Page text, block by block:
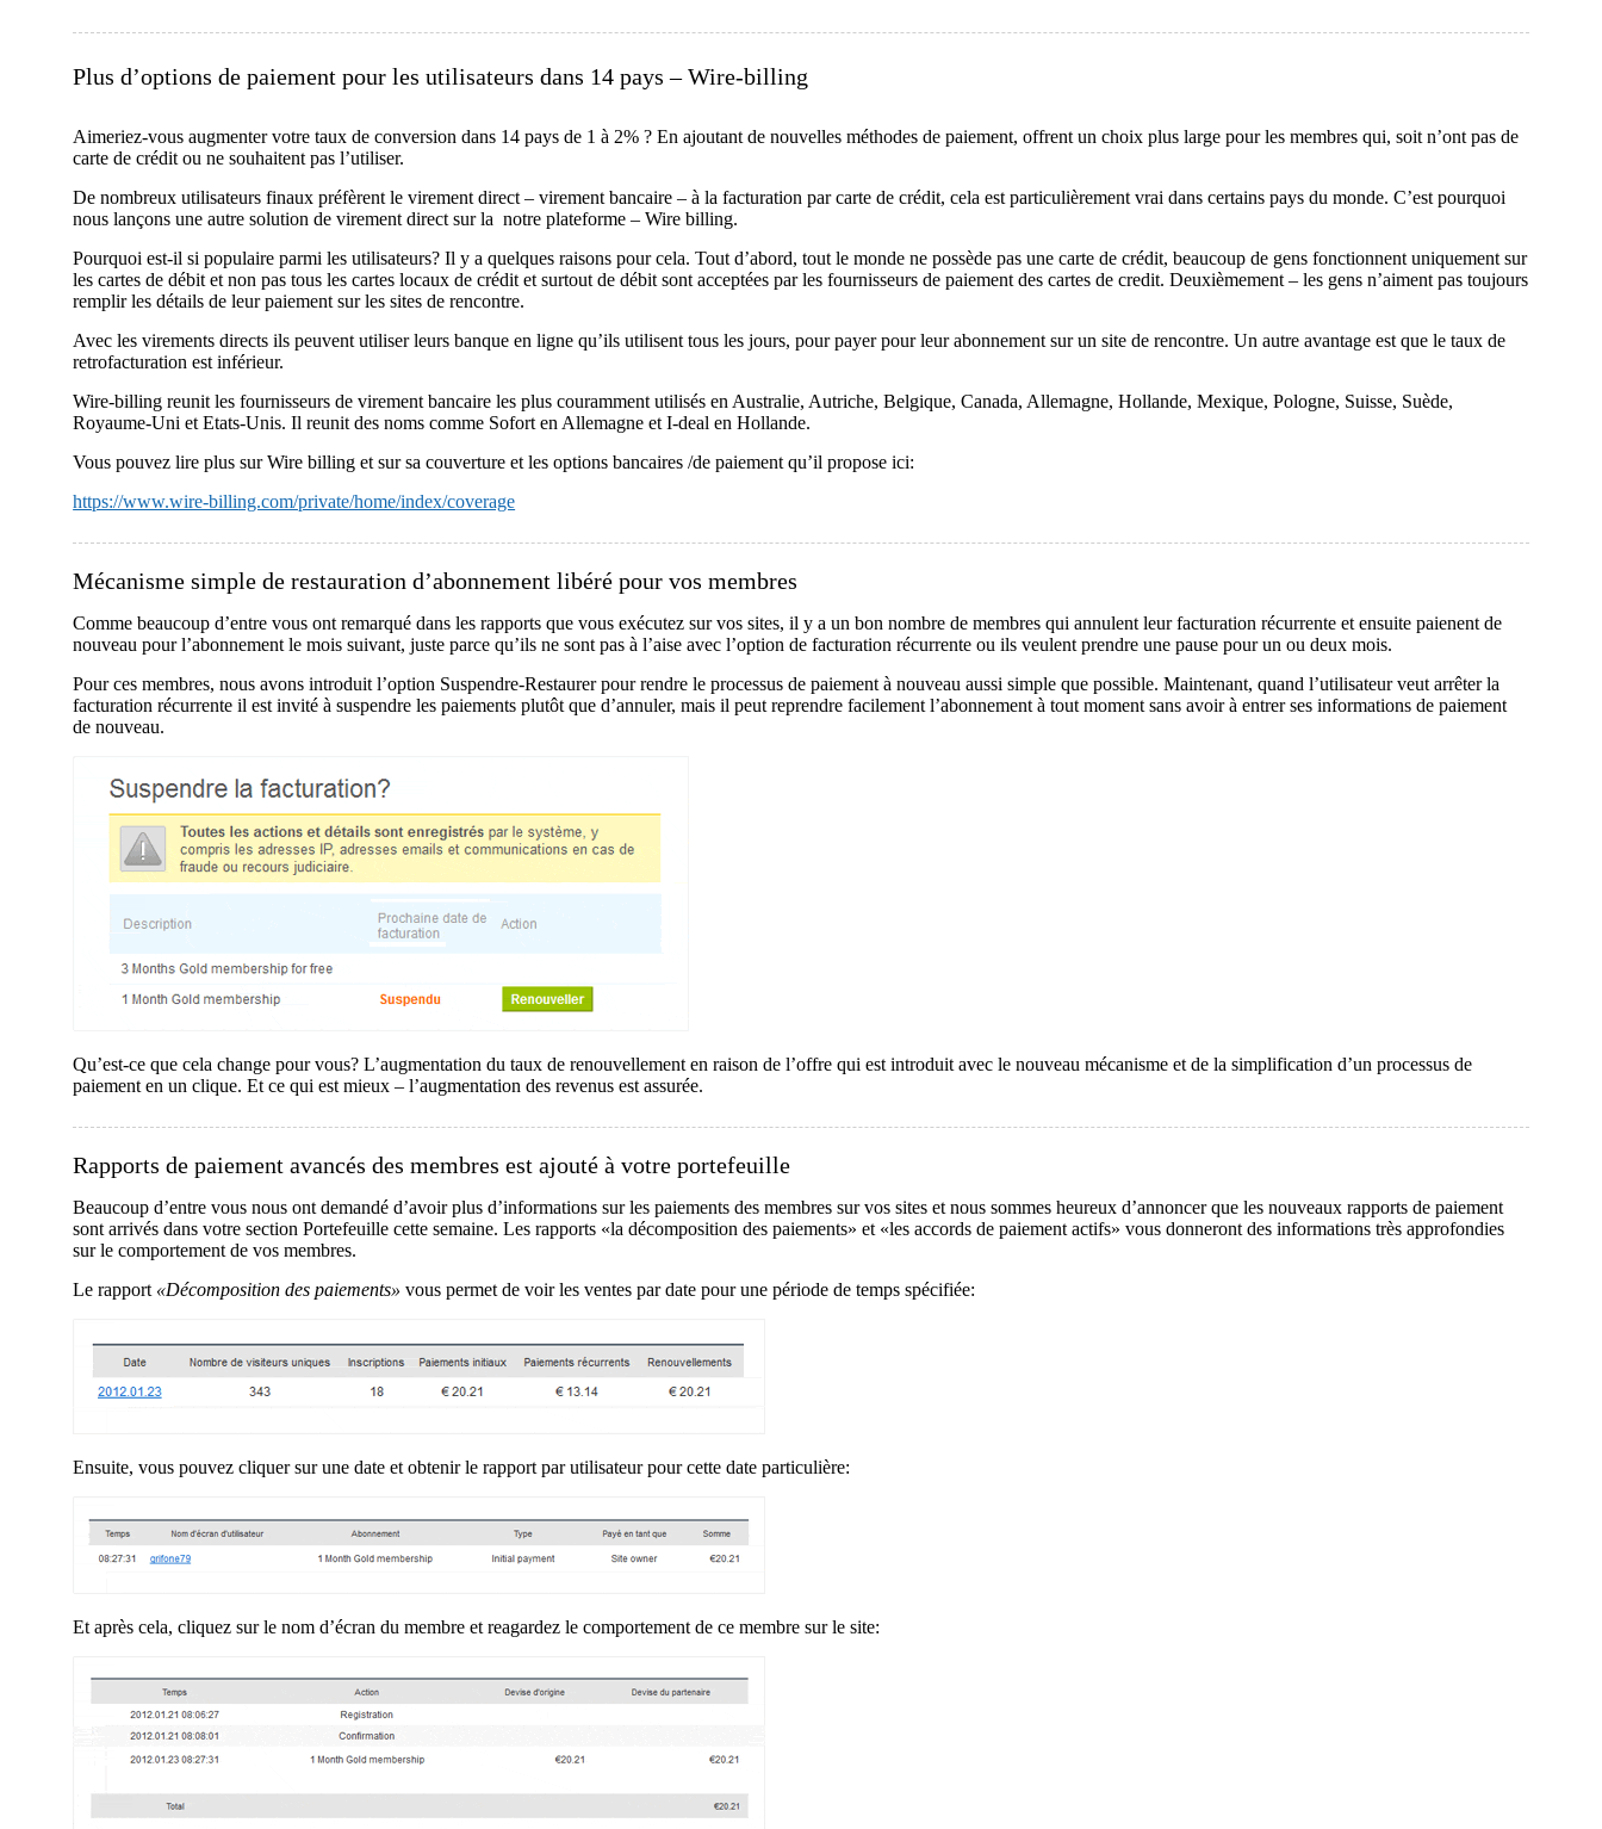
Plus d’options de paiement pour les utilisateurs dans 14 pays – Wire-billing
Aimeriez-vous augmenter votre taux de conversion dans 14 pays de 1 à 2% ? En ajoutant de nouvelles méthodes de paiement, offrent un choix plus large pour les membres qui, soit n’ont pas de
carte de crédit ou ne souhaitent pas l’utiliser.
De nombreux utilisateurs finaux préfèrent le virement direct – virement bancaire – à la facturation par carte de crédit, cela est particulièrement vrai dans certains pays du monde. C’est pourquoi
nous lançons une autre solution de virement direct sur la notre plateforme – Wire billing.
Pourquoi est-il si populaire parmi les utilisateurs? Il y a quelques raisons pour cela. Tout d’abord, tout le monde ne possède pas une carte de crédit, beaucoup de gens fonctionnent uniquement sur
les cartes de débit et non pas tous les cartes locaux de crédit et surtout de débit sont acceptées par les fournisseurs de paiement des cartes de credit. Deuxièmement – les gens n’aiment pas toujours
remplir les détails de leur paiement sur les sites de rencontre.
Avec les virements directs ils peuvent utiliser leurs banque en ligne qu’ils utilisent tous les jours, pour payer pour leur abonnement sur un site de rencontre. Un autre avantage est que le taux de
retrofacturation est inférieur.
Wire-billing reunit les fournisseurs de virement bancaire les plus couramment utilisés en Australie, Autriche, Belgique, Canada, Allemagne, Hollande, Mexique, Pologne, Suisse, Suède,
Royaume-Uni et Etats-Unis. Il reunit des noms comme Sofort en Allemagne et I-deal en Hollande.
Vous pouvez lire plus sur Wire billing et sur sa couverture et les options bancaires /de paiement qu’il propose ici:
https://www.wire-billing.com/private/home/index/coverage
Mécanisme simple de restauration d’abonnement libéré pour vos membres
Comme beaucoup d’entre vous ont remarqué dans les rapports que vous exécutez sur vos sites, il y a un bon nombre de membres qui annulent leur facturation récurrente et ensuite paienent de
nouveau pour l’abonnement le mois suivant, juste parce qu’ils ne sont pas à l’aise avec l’option de facturation récurrente ou ils veulent prendre une pause pour un ou deux mois.
Pour ces membres, nous avons introduit l’option Suspendre-Restaurer pour rendre le processus de paiement à nouveau aussi simple que possible. Maintenant, quand l’utilisateur veut arrêter la
facturation récurrente il est invité à suspendre les paiements plutôt que d’annuler, mais il peut reprendre facilement l’abonnement à tout moment sans avoir à entrer ses informations de paiement
de nouveau.
Qu’est-ce que cela change pour vous? L’augmentation du taux de renouvellement en raison de l’offre qui est introduit avec le nouveau mécanisme et de la simplification d’un processus de
paiement en un clique. Et ce qui est mieux – l’augmentation des revenus est assurée.
Rapports de paiement avancés des membres est ajouté à votre portefeuille
Beaucoup d’entre vous nous ont demandé d’avoir plus d’informations sur les paiements des membres sur vos sites et nous sommes heureux d’annoncer que les nouveaux rapports de paiement
sont arrivés dans votre section Portefeuille cette semaine. Les rapports «la décomposition des paiements» et «les accords de paiement actifs» vous donneront des informations très approfondies
sur le comportement de vos membres.
Le rapport «Décomposition des paiements» vous permet de voir les ventes par date pour une période de temps spécifiée:
Ensuite, vous pouvez cliquer sur une date et obtenir le rapport par utilisateur pour cette date particulière:
Et après cela, cliquez sur le nom d’écran du membre et reagardez le comportement de ce membre sur le site: